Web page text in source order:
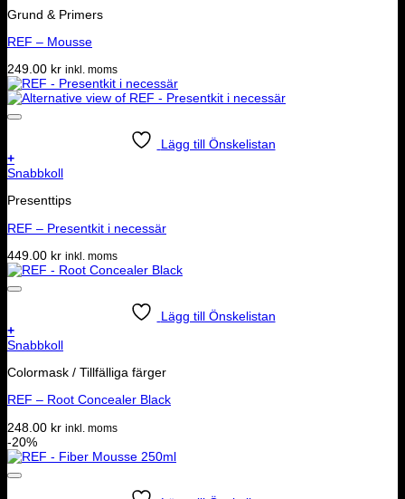
Grund & Primers
REF – Mousse
249.00 kr inkl. moms
Lägg till Önskelistan
+
Snabbkoll
Presenttips
REF – Presentkit i necessär
449.00 kr inkl. moms
Lägg till Önskelistan
+
Snabbkoll
Colormask / Tillfälliga färger
REF – Root Concealer Black
248.00 kr inkl. moms
-20%